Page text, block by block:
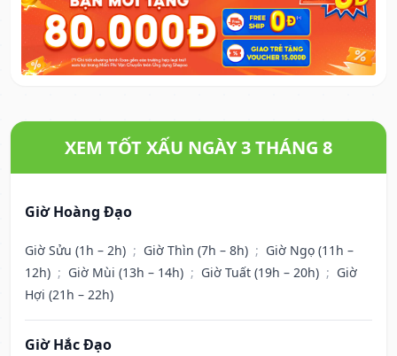
XEM TỐT XẤU NGÀY 3 THÁNG 8
Giờ Hoàng Đạo
Giờ Sửu (1h – 2h) ; Giờ Thìn (7h – 8h) ; Giờ Ngọ (11h –
12h) ; Giờ Mùi (13h – 14h) ; Giờ Tuất (19h – 20h) ; Giờ
Hợi (21h – 22h)
Giờ Hắc Đạo